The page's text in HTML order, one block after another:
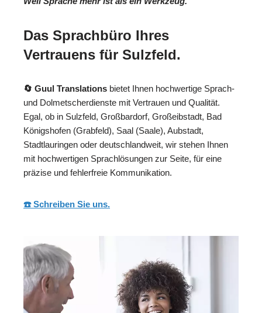
Das Sprachbüro Ihres
Vertrauens für Sulzfeld.
🔄 Guul Translations bietet Ihnen hochwertige Sprach-
und Dolmetscherdienste mit Vertrauen und Qualität.
Egal, ob in Sulzfeld, Großbardorf, Großeibstadt, Bad
Königshofen (Grabfeld), Saal (Saale), Aubstadt,
Stadtlauringen oder deutschlandweit, wir stehen Ihnen
mit hochwertigen Sprachlösungen zur Seite, für eine
präzise und fehlerfreie Kommunikation.
☎️ Schreiben Sie uns.